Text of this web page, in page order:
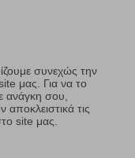
συνεχώς την
μας. Για να το
ανάγκη σου,
τις
site μας.